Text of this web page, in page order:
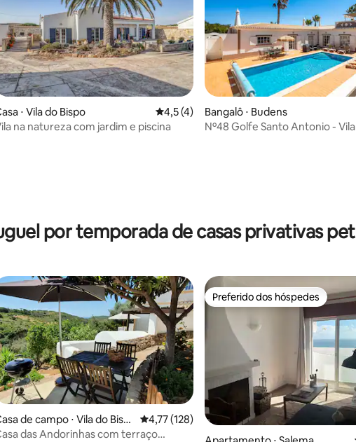
média de 5, 12 avaliações
⋅ Vila do Bispo 4,5 de uma avaliação média de 5, 4
4,5 (4)
na natureza com jardim e piscina
Bangalô ⋅ Budens
Nº48 Golfe Santo Antonio -
por temporada de casas privativas
média de 5, 16 avaliações
de campo ⋅ Vila do Bisp
4,77 de uma avaliação média de 5, 128
4,77 (128)
das Andorinhas com terraço
Preferido dos hóspedes
Preferido dos hóspedes